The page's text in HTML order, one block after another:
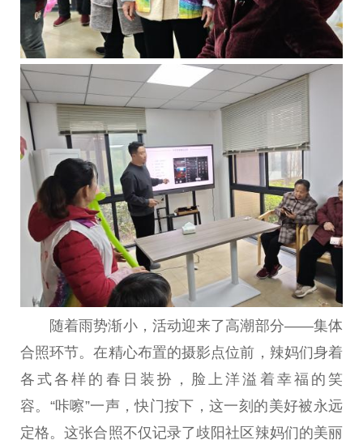
随着雨势渐小，活动迎来了高潮部分——集体
合照环节。在精心布置的摄影点位前，辣妈们身着
各式各样的春日装扮，脸上洋溢着幸福的笑
容。“咔嚓”一声，快门按下，这一刻的美好被永远
定格。这张合照不仅记录了歧阳社区辣妈们的美丽